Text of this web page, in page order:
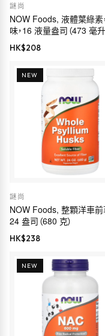
謎尚
NOW Foods, 液體葉綠素
味，16 液量盎司（473 毫升
HK$208
NEW
謎尚
NOW Foods, 整顆洋車前
24 盎司（680 克）
HK$238
NEW